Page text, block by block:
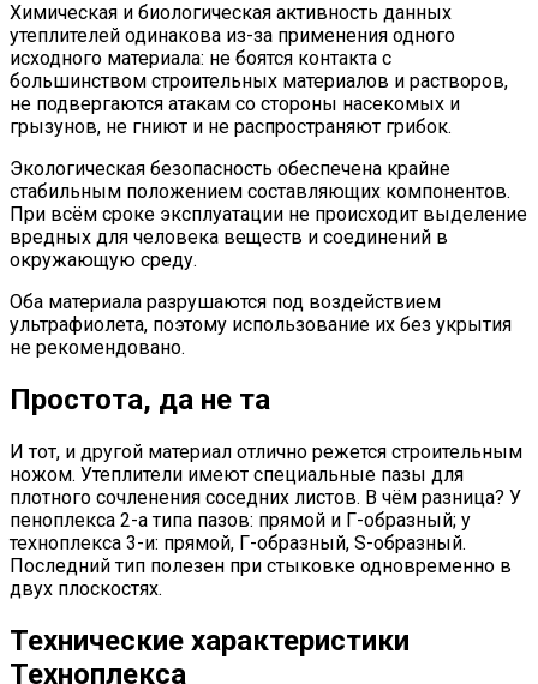
Химическая и биологическая активность данных
утеплителей одинакова из-за применения одного
исходного материала: не боятся контакта с
большинством строительных материалов и растворов,
не подвергаются атакам со стороны насекомых и
грызунов, не гниют и не распространяют грибок.
Экологическая безопасность обеспечена крайне
стабильным положением составляющих компонентов.
При всём сроке эксплуатации не происходит выделение
вредных для человека веществ и соединений в
окружающую среду.
Оба материала разрушаются под воздействием
ультрафиолета, поэтому использование их без укрытия
не рекомендовано.
Простота, да не та
И тот, и другой материал отлично режется строительным
ножом. Утеплители имеют специальные пазы для
плотного сочленения соседних листов. В чём разница? У
пеноплекса 2-а типа пазов: прямой и Г-образный; у
техноплекса 3-и: прямой, Г-образный, S-образный.
Последний тип полезен при стыковке одновременно в
двух плоскостях.
Технические характеристики
Техноплекса